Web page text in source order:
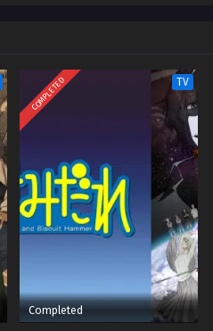
COMPLETED TV
Completed